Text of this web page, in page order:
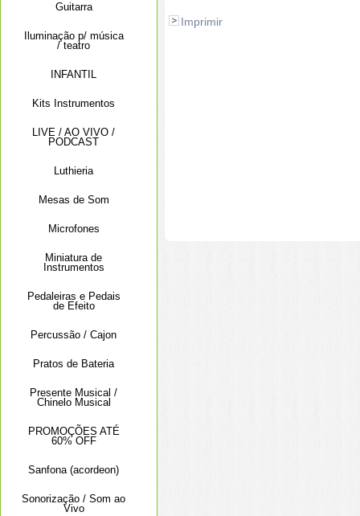
Guitarra
Iluminação p/ música
/ teatro
INFANTIL
Kits Instrumentos
LIVE / AO VIVO /
PODCAST
Luthieria
Mesas de Som
Microfones
Miniatura de
Instrumentos
Pedaleiras e Pedais
de Efeito
Percussão / Cajon
Pratos de Bateria
Presente Musical /
Chinelo Musical
PROMOÇÕES ATÉ
60% OFF
Sanfona (acordeon)
Sonorização / Som ao
Vivo
Imprimir